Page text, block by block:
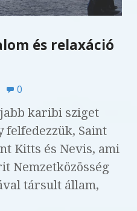
és relaxáció
0
karibi sziget
felfedezzük, Saint
Kitts és Nevis, ami
Nemzetközösség
társult állam,